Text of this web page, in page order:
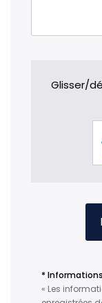
Glisser/
*
« Les